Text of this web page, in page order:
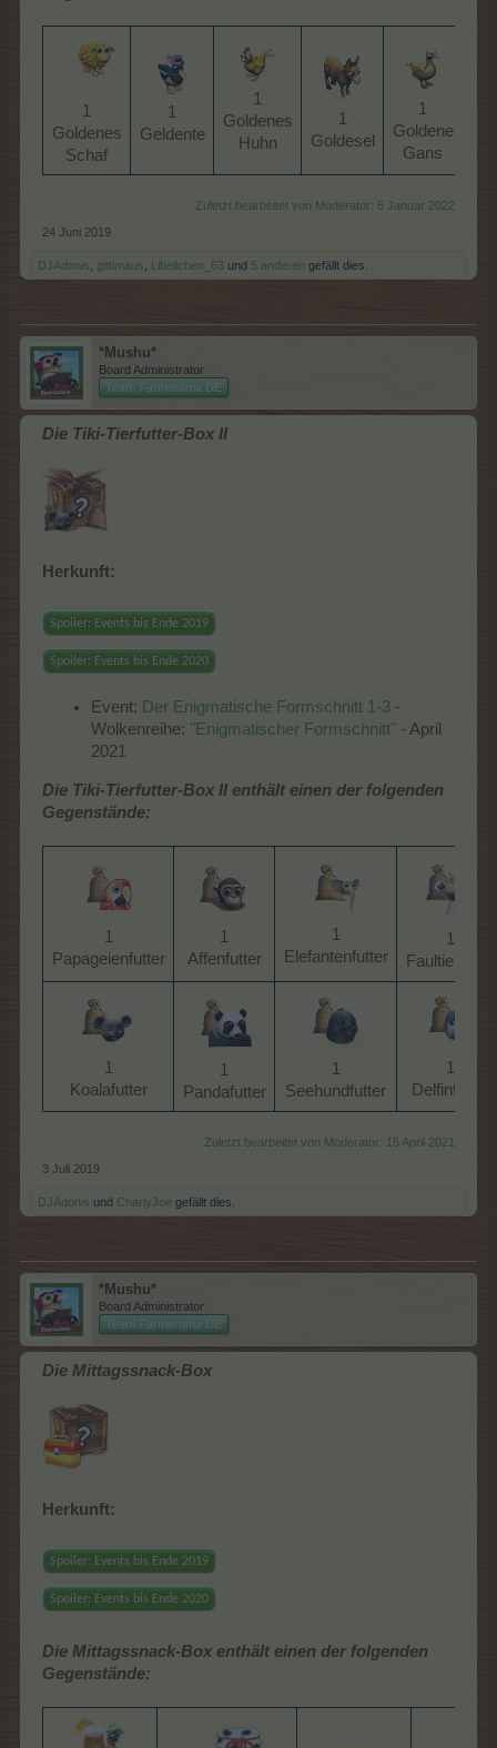
1
Goldenes
Schaf​
1
Geldente​
1
Goldenes
Huhn​
1
Goldesel​
1
Goldene
Gans​
Zuletzt bearbeitet von Moderator: 6 Januar 2022
24 Juni 2019
DJAdonis gittimaus Libellchen_63 und 5 anderen gefällt dies.
*Mushu*
Board Administrator
Team Farmerama DE
Die Tiki-Tierfutter-Box II
Herkunft:
Spoiler: Events bis Ende 2019
Spoiler: Events bis Ende 2020
Event: Der Enigmatische Formschnitt 1-3 -
Wolkenreihe: "Enigmatischer Formschnitt" - April
2021
Die Tiki-Tierfutter-Box II enthält einen der folgenden
Gegenstände:
1
Papageienfutter​
1
Affenfutter​
1
Elefantenfutter​
1
Faultierfutter​
1
Koalafutter​
1
Pandafutter​
1
Seehundfutter​
1
Delfinfutter​
Zuletzt bearbeitet von Moderator: 15 April 2021
3 Juli 2019
DJAdonis und CharlyJoe gefällt dies.
*Mushu*
Board Administrator
Team Farmerama DE
Die Mittagssnack-Box
Herkunft:
Spoiler: Events bis Ende 2019
Spoiler: Events bis Ende 2020
Die Mittagssnack-Box enthält einen der folgenden
Gegenstände: